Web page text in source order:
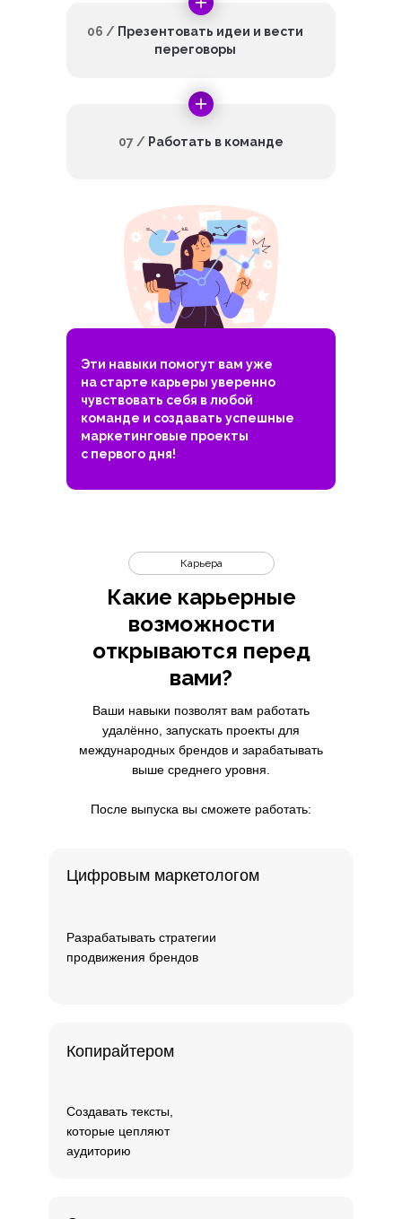
Эти навыки помогут вам уже
на старте карьеры уверенно
чувствовать себя в любой
команде и создавать успешные
маркетинговые проекты
с первого дня!
06 / Презентовать идеи и вести
переговоры
07 / Работать в команде
Какие карьерные
возможности
открываются перед
вами?
Карьера
Ваши навыки позволят вам работать
удалённо, запускать проекты для
международных брендов и зарабатывать
выше среднего уровня.
После выпуска вы сможете работать:
Цифровым маркетологом
Разрабатывать стратегии
продвижения брендов
Копирайтером
Создавать тексты,
которые цепляют
аудиторию